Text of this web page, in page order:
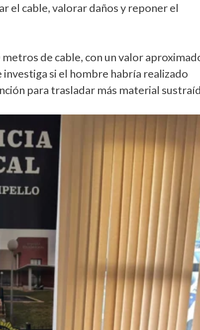
el cable, valorar daños y reponer el
de cable, con un valor
si el hombre habría realizado
para trasladar más material